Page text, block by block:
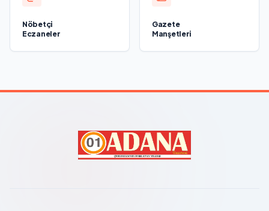
Nöbetçi
Eczaneler
Gazete
Manşetleri